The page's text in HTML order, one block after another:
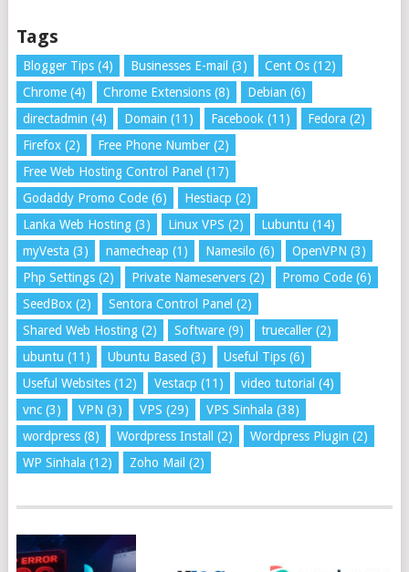
Tags
Blogger Tips(4) Businesses E-mail (3) Cent Os(12)
Chrome(4) Chrome Extensions(8) Debian (6)
directadmin (4) Domain (11) Facebook (11) Fedora (2)
Firefox(2) Free Phone Number(2)
Free Web Hosting Control Panel (17)
Godaddy Promo Code(6) Hestiacp (2)
Lanka Web Hosting(3) Linux VPS (2) Lubuntu (14)
myVesta (3) namecheap (1) Namesilo (6) OpenVPN (3)
Php Settings(2) Private Nameservers(2) Promo Code(6)
SeedBox(2) Sentora Control Panel (2)
Shared Web Hosting(2) Software(9) truecaller(2)
ubuntu (11) Ubuntu Based (3) Useful Tips(6)
Useful Websites(12) Vestacp (11) video tutorial (4)
vnc(3) VPN (3) VPS (29) VPS Sinhala (38)
wordpress(8) Wordpress Install (2) Wordpress Plugin (2)
WP Sinhala (12) Zoho Mail (2)